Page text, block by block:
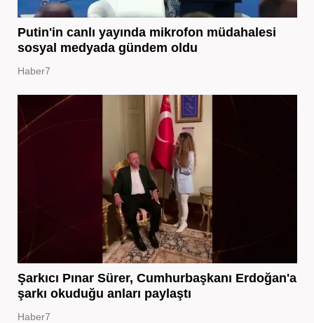
Putin'in canlı yayında mikrofon müdahalesi
sosyal medyada gündem oldu
Haber7
Şarkıcı Pınar Sürer, Cumhurbaşkanı Erdoğan'a
şarkı okuduğu anları paylaştı
Haber7